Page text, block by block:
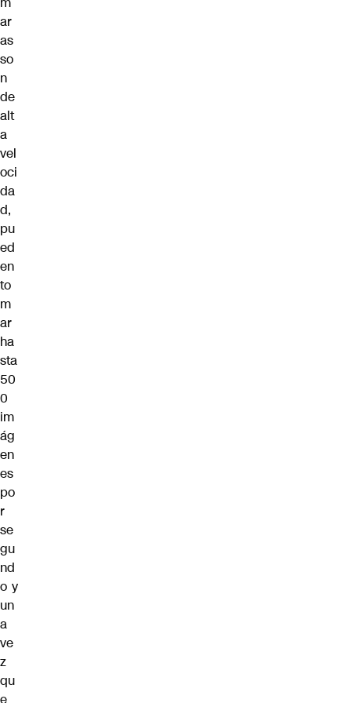
ar
as
so
n
de
alt
a
vel
oci
da
d,
pu
ed
en
to
m
ar
ha
sta
50
0
im
ág
en
es
po
r
se
gu
nd
o y
un
a
ve
z
qu
e